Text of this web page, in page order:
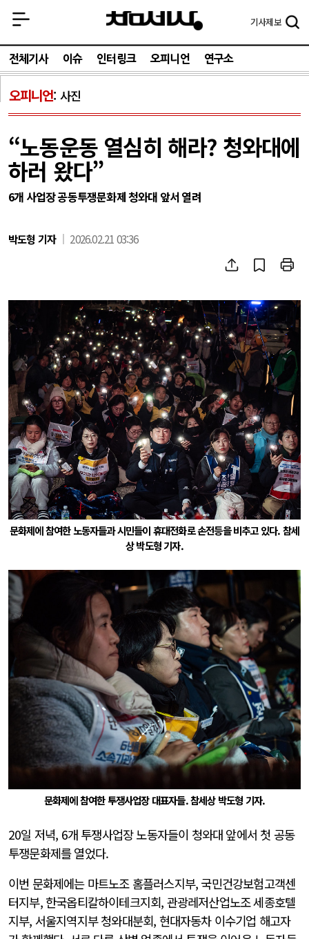
기사제보
전체기사 이슈 인터링크 오피니언 연구소
오피니언 사진
“노동운동 열심히 해라? 청와대에
하러 왔다”
6개 사업장 공동투쟁문화제 청와대 앞서 열려
박도형 기자 2026.02.21 03:36
문화제에 참여한 노동자들과 시민들이 휴대전화로 손전등을 비추고 있다. 참세
상 박도형 기자.
문화제에 참여한 투쟁사업장 대표자들. 참세상 박도형 기자.
20일 저녁, 6개 투쟁사업장 노동자들이 청와대 앞에서 첫 공동
투쟁문화제를 열었다.
이번 문화제에는 마트노조 홈플러스지부, 국민건강보험고객센
터지부, 한국옵티칼하이테크지회, 관광레저산업노조 세종호텔
지부, 서울지역지부 청와대분회, 현대자동차 이수기업 해고자